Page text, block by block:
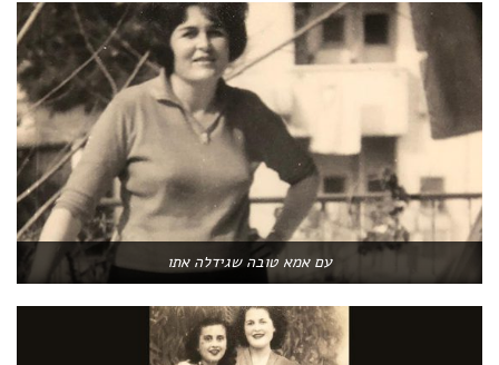
עם אמא טובה שגידלה אתו